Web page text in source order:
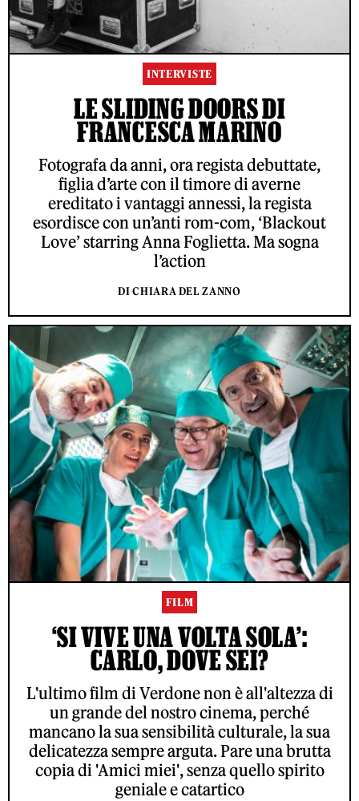
INTERVISTE
LE SLIDING DOORS DI
FRANCESCA MARINO
Fotografa da anni, ora regista debuttate,
figlia d’arte con il timore di averne
ereditato i vantaggi annessi, la regista
esordisce con un’anti rom-com, ‘Blackout
Love’ starring Anna Foglietta. Ma sogna
l’action
DI CHIARA DEL ZANNO
FILM
‘SI VIVE UNA VOLTA SOLA’:
CARLO, DOVE SEI?
L'ultimo film di Verdone non è all'altezza di
un grande del nostro cinema, perché
mancano la sua sensibilità culturale, la sua
delicatezza sempre arguta. Pare una brutta
copia di 'Amici miei', senza quello spirito
geniale e catartico